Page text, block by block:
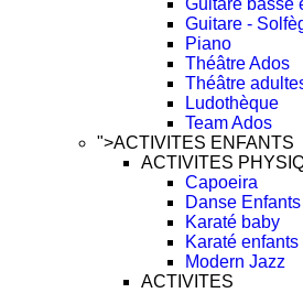
Guitare basse
Guitare -
Piano
Théâtre Ados
Théâtre
Ludothèque
Team Ados
">ACTIVITES ENFANTS
ACTIVITES
Capoeira
Danse Enfants
Karaté baby
Karaté enfants
Modern Jazz
ACTIVITES